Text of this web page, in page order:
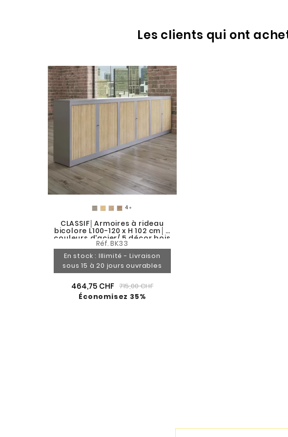
Les clients qui ont

CLASSIF│Armoires à rideau
bicolore L100-120 x H 102 cm│3
couleurs d'acier/ 5 décor bois
Réf. BK33
En stock : Illimité - Livraison
sous 15 à 20 jours ouvrables
464,75 CHF 715,00 CHF
Économisez 35%